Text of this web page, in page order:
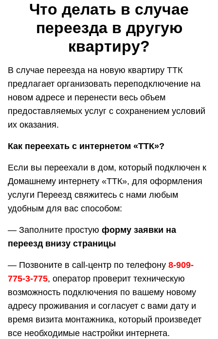
Что делать в случае
переезда в другую
квартиру?
В случае переезда на новую квартиру ТТК
предлагает организовать переподключение на
новом адресе и перенести весь объем
предоставляемых услуг с сохранением условий
их оказания.
Как переехать с интернетом «ТТК»?
Если вы переехали в дом, который подключен к
Домашнему интернету «ТТК», для оформления
услуги Переезд свяжитесь с нами любым
удобным для вас способом:
— Заполните простую форму заявки на
переезд внизу страницы
— Позвоните в call-центр по телефону 8-909-
775-3-775, оператор проверит техническую
возможность подключения по вашему новому
адресу проживания и согласует с вами дату и
время визита монтажника, который произведет
все необходимые настройки интернета.